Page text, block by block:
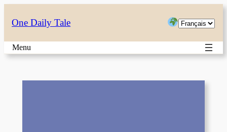
au
contenu
One Daily Tale
Choisir
langue
Menu